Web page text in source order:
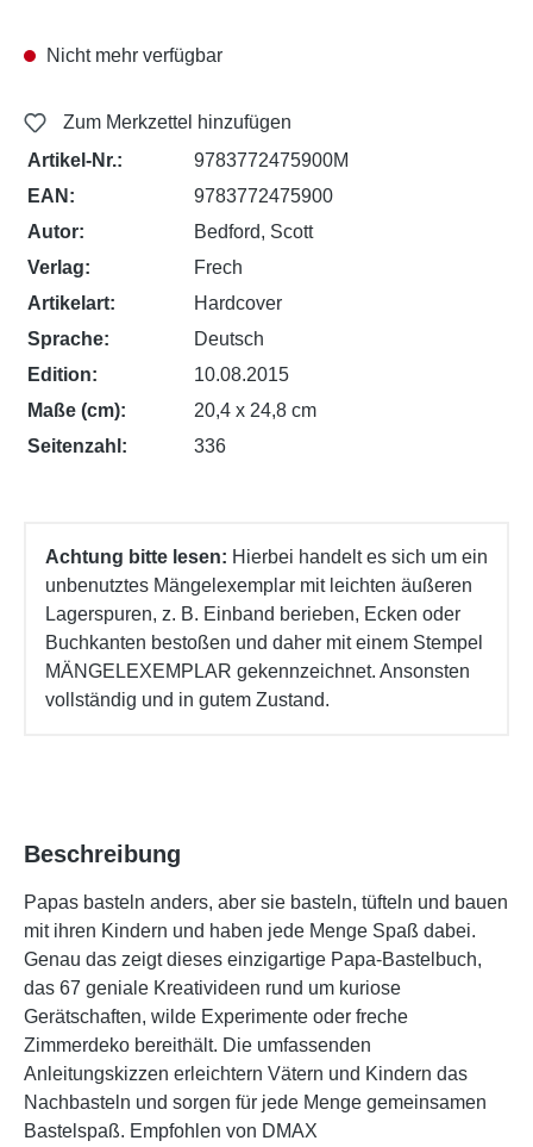
Nicht mehr verfügbar
Zum Merkzettel hinzufügen
Artikel-Nr.:
9783772475900M
EAN:
9783772475900
Autor:
Bedford, Scott
Verlag:
Frech
Artikelart:
Hardcover
Sprache:
Deutsch
Edition:
10.08.2015
Maße (cm):
20,4 x 24,8 cm
Seitenzahl:
336
Achtung bitte lesen: Hierbei handelt es sich um ein
unbenutztes Mängelexemplar mit leichten äußeren
Lagerspuren, z. B. Einband berieben, Ecken oder
Buchkanten bestoßen und daher mit einem Stempel
MÄNGELEXEMPLAR gekennzeichnet. Ansonsten
vollständig und in gutem Zustand.
Beschreibung
Papas basteln anders, aber sie basteln, tüfteln und bauen
mit ihren Kindern und haben jede Menge Spaß dabei.
Genau das zeigt dieses einzigartige Papa-Bastelbuch,
das 67 geniale Kreativideen rund um kuriose
Gerätschaften, wilde Experimente oder freche
Zimmerdeko bereithält. Die umfassenden
Anleitungskizzen erleichtern Vätern und Kindern das
Nachbasteln und sorgen für jede Menge gemeinsamen
Bastelspaß. Empfohlen von DMAX